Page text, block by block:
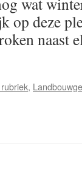
op deze
naast
,